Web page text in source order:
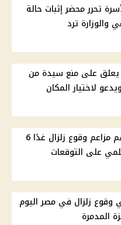
الأسرة تحرر محضر إثبات حالة
ترد
على منع سيدة من
لاختيار المكان
البحوث الفلكية تحسم مزاعم وقوع زلزال غدًا 6
على التوقعات
وقوع زلزال في مصر اليوم
المدمرة